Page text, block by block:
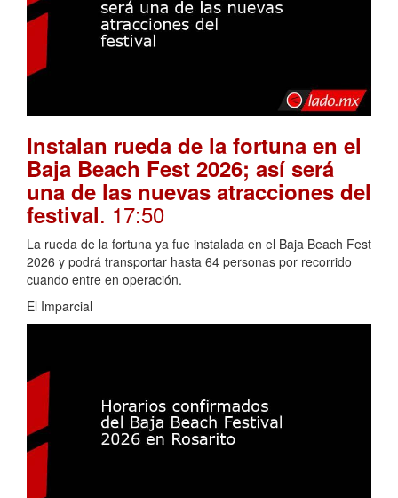
Instalan rueda de la fortuna en el
Baja Beach Fest 2026; así será
una de las nuevas atracciones del
festival. 17:50
La rueda de la fortuna ya fue instalada en el Baja Beach Fest
2026 y podrá transportar hasta 64 personas por recorrido
cuando entre en operación.
El Imparcial